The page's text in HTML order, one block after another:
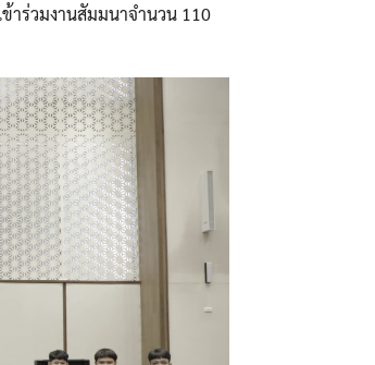
าร่วมงานสัมมนาจำนวน 110